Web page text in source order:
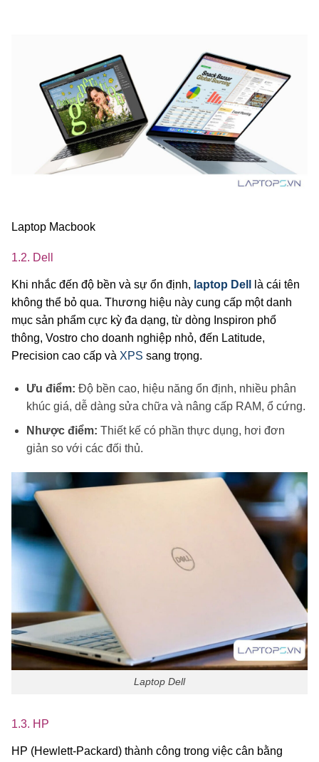
Laptop Macbook
1.2. Dell
Khi nhắc đến độ bền và sự ổn định, laptop Dell
là cái tên
không thể bỏ qua. Thương hiệu này cung cấp một danh
mục sản phẩm cực kỳ đa dạng, từ dòng Inspiron phổ
thông, Vostro cho doanh nghiệp nhỏ, đến Latitude,
Precision cao cấp và XPS sang trọng.
Ưu điểm: Độ bền cao, hiệu năng ổn định, nhiều phân
khúc giá, dễ dàng sửa chữa và nâng cấp RAM, ổ cứng.
Nhược điểm: Thiết kế có phần thực dụng, hơi đơn
giản so với các đối thủ.
Laptop Dell
1.3. HP
HP (Hewlett-Packard) thành công trong việc cân bằng